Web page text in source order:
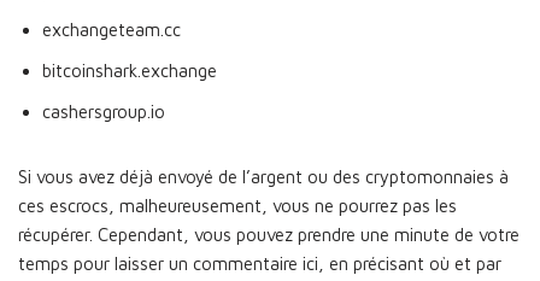
exchangeteam.cc
bitcoinshark.exchange
cashersgroup.io
Si vous avez déjà envoyé de l’argent ou des cryptomonnaies à
ces escrocs, malheureusement, vous ne pourrez pas les
récupérer. Cependant, vous pouvez prendre une minute de votre
temps pour laisser un commentaire ici, en précisant où et par